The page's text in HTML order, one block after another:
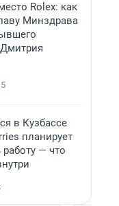
Rolex: как
Минздрава
в Кузбассе
планирует
— что